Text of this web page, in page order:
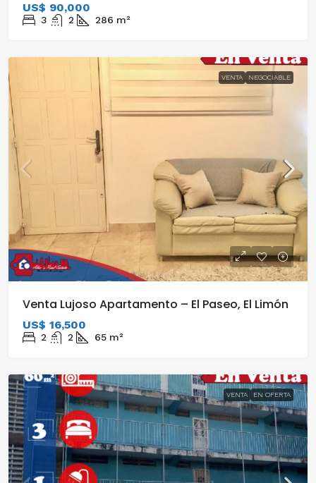
US$ 90,000
3 2 286 m²
VENTA NEGOCIABLE
Venta Lujoso Apartamento – El Paseo, El Limón
US$ 16,500
2 2 65 m²
VENTA EN OFERTA